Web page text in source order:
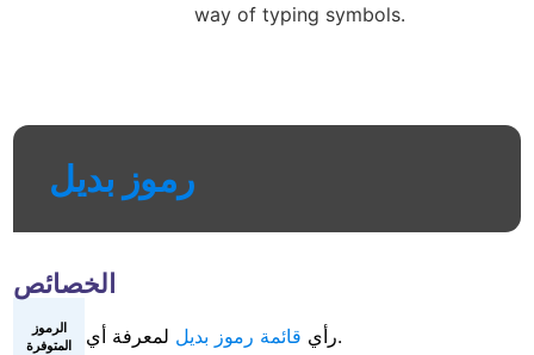
way of typing symbols.
رموز بديل
الخصائص
الرموز
المتوفرة
رأي قائمة رموز بديل لمعرفة أي.